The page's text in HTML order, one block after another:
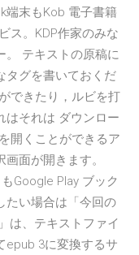
端末もKob 電子書籍
ス。KDP作家のみな
。 テキストの原稿に
タグを書いておくだ
できたり，ルビを打
はそれは ダウンロー
開くことができるア
面が開きます。
Google Play ブック
たい場合は「今回の
は、テキストファイ
epub 3に変換するサ